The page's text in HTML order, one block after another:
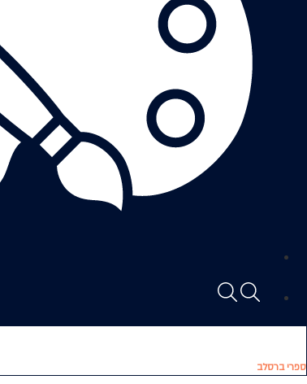
ספרי ברסלב